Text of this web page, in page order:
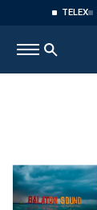
TELEX